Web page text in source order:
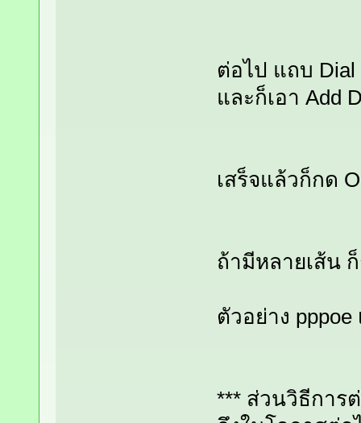
ต่อไป แถบ Dial
และก็เอา Add
เสร็จแล้วก็กด
ถ้ามีหลายเส้น
ตัวอย่าง
*** ส่วนวิธีการ